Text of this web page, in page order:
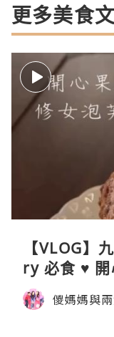
更多美食
【VLOG】
ry 必食 ♥ 開
儍媽媽與